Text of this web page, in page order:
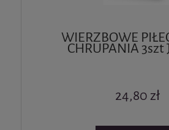
WIERZBOWE
CHRUPANIA 3szt
24,80 zł